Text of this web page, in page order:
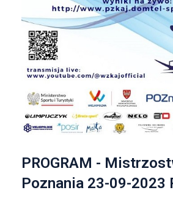
PROGRAM -
Poznania 23-09-2023